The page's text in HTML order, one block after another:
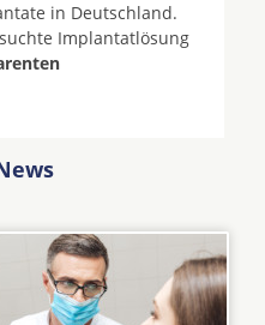
in Deutschland.
Implantatlösung